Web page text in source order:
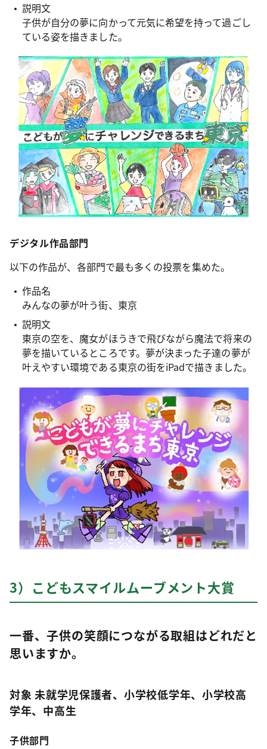
説明文
子供が自分の夢に向かって元気に希望を持って過ごし
ている姿を描きました。
デジタル作品部門
以下の作品が、各部門で最も多くの投票を集めた。
作品名
みんなの夢が叶う街、東京
説明文
東京の空を、魔女がほうきで飛びながら魔法で将来の
夢を描いているところです。夢が決まった子達の夢が
叶えやすい環境である東京の街をiPadで描きました。
3）こどもスマイルムーブメント大賞
一番、子供の笑顔につながる取組はどれだと
思いますか。
対象 未就学児保護者、小学校低学年、小学校高
学年、中高生
子供部門